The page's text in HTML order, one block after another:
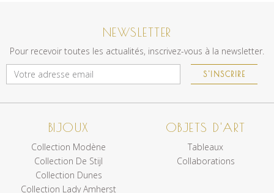
NEWSLETTER
Pour recevoir toutes les actualités, inscrivez-vous à la newsletter.
S'INSCRIRE
BIJOUX
Collection Modène
Collection De Stijl
Collection Dunes
Collection Lady Amherst
OBJETS D'ART
Tableaux
Collaborations